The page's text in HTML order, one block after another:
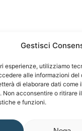
Gestisci
esperienze, utilizziamo
alle informazioni
di elaborare dati come
Non acconsentire o ritirare
e funzioni.